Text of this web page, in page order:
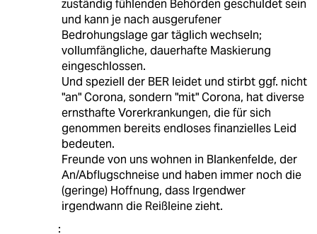
zuständig fühlenden Behörden geschuldet sein
und kann je nach ausgerufener
Bedrohungslage gar täglich wechseln;
vollumfängliche, dauerhafte Maskierung
eingeschlossen.
Und speziell der BER leidet und stirbt ggf. nicht
"an" Corona, sondern "mit" Corona, hat diverse
ernsthafte Vorerkrankungen, die für sich
genommen bereits endloses finanzielles Leid
bedeuten.
Freunde von uns wohnen in Blankenfelde, der
An/Abflugschneise und haben immer noch die
(geringe) Hoffnung, dass Irgendwer
irgendwann die Reißleine zieht.